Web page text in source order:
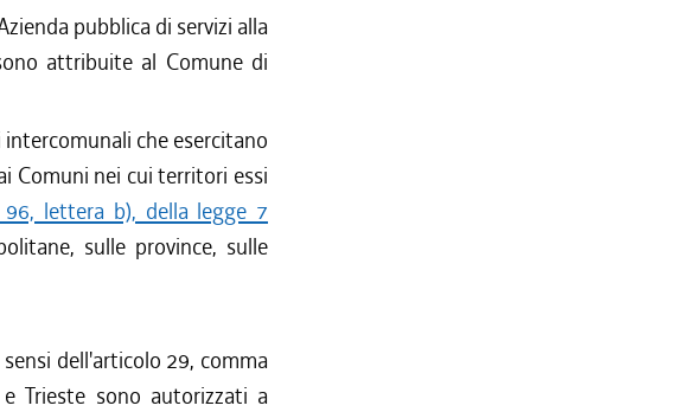
pubblica di servizi alla
attribuite al Comune di
che esercitano
Comuni nei cui territori essi
lettera b), della legge 7
sulle province, sulle
dell'articolo 29, comma
Trieste sono autorizzati a